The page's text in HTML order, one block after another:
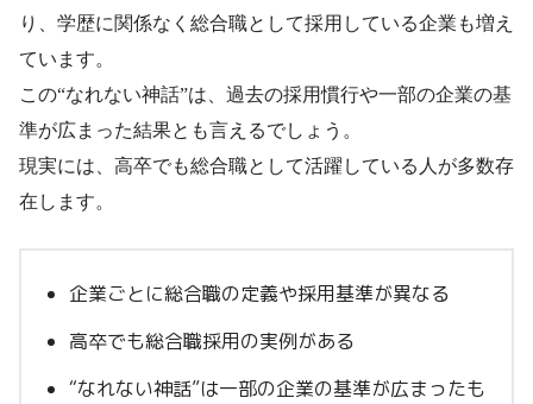
り、学歴に関係なく総合職として採用している企業も増え
ています。
この“なれない神話”は、過去の採用慣行や一部の企業の基
準が広まった結果とも言えるでしょう。
現実には、高卒でも総合職として活躍している人が多数存
在します。
企業ごとに総合職の定義や採用基準が異なる
高卒でも総合職採用の実例がある
“なれない神話”は一部の企業の基準が広まったも